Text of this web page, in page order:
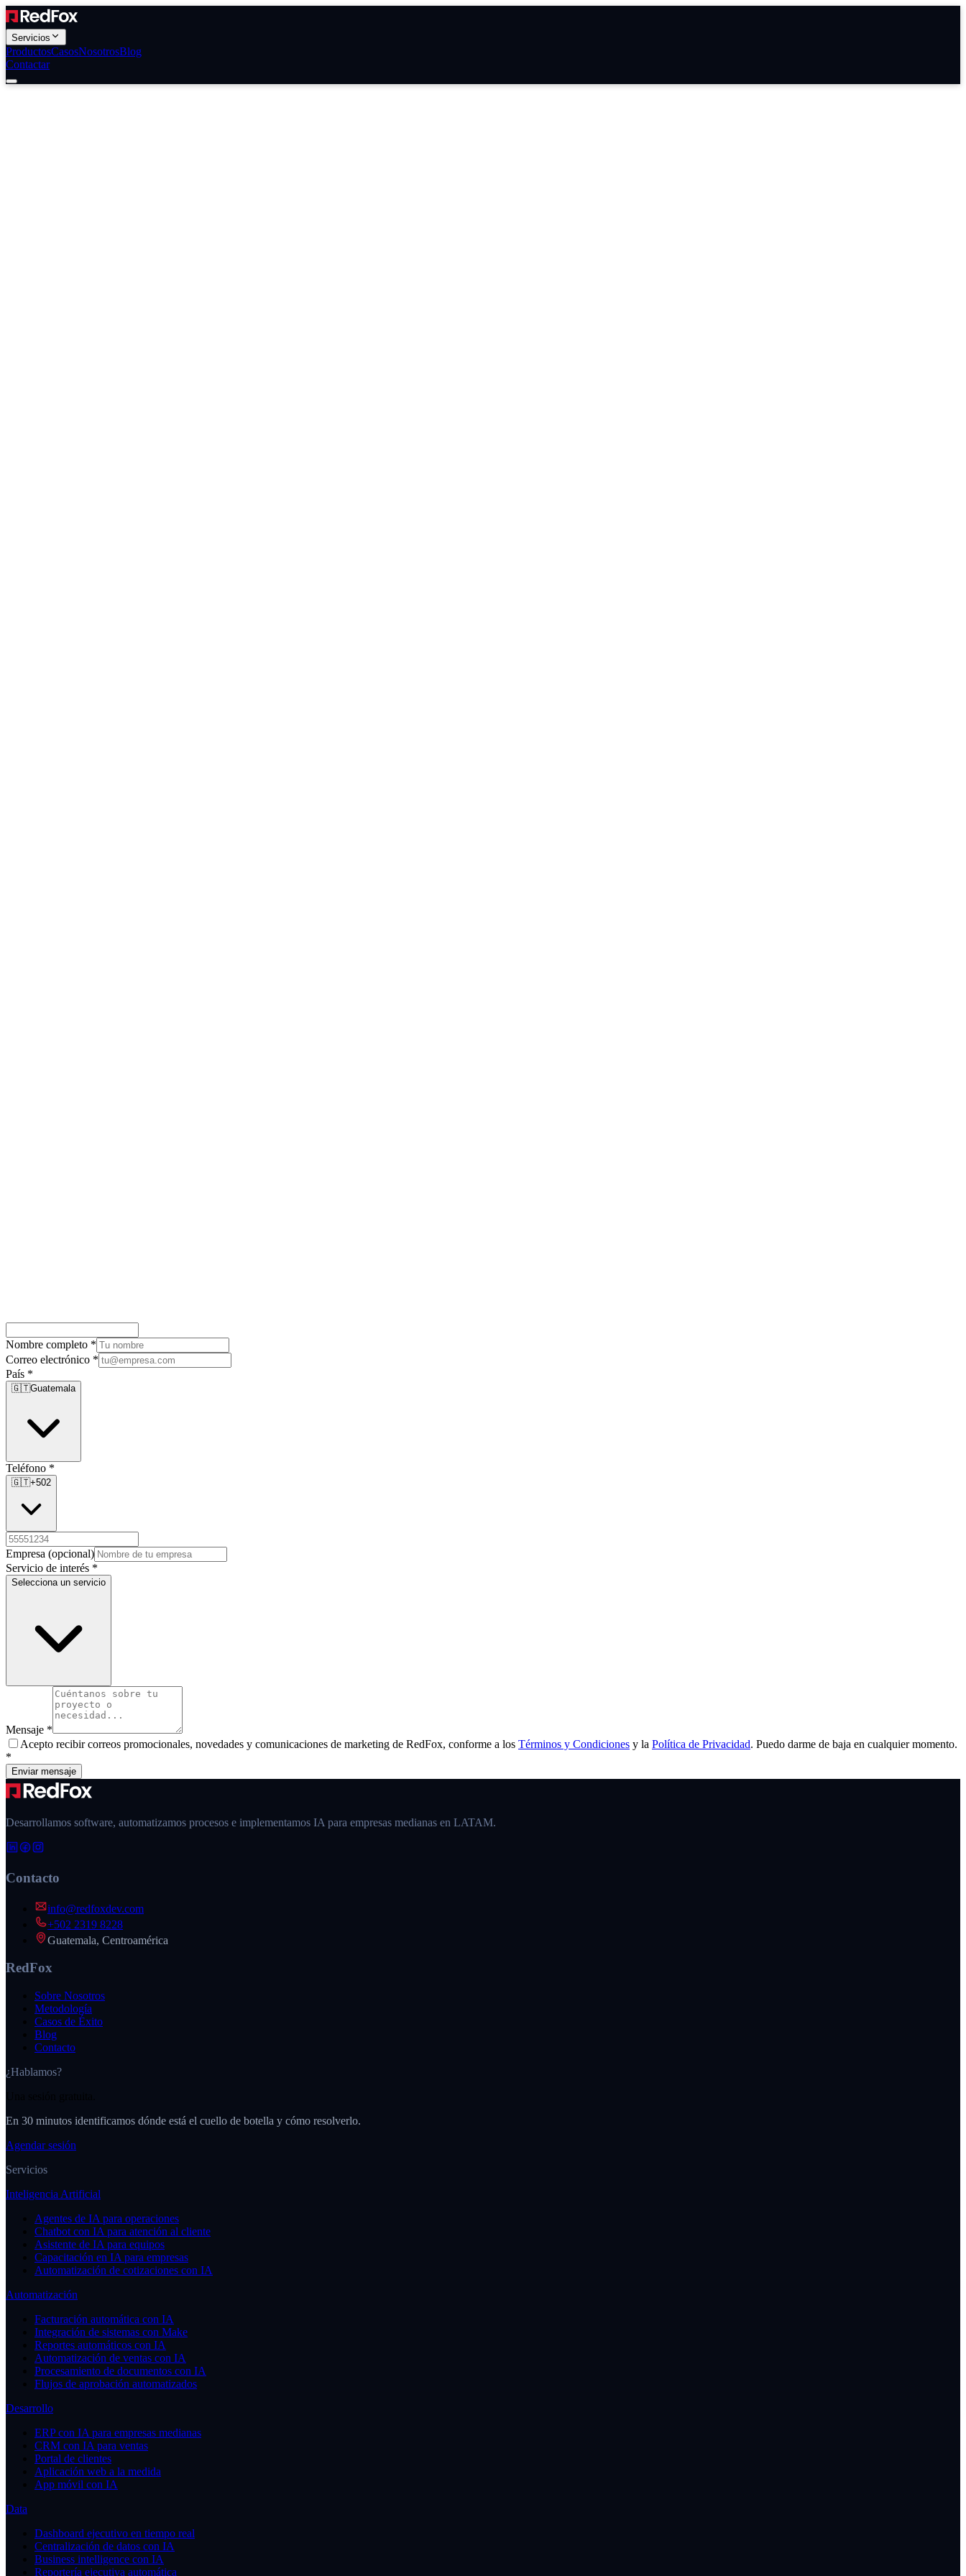
Servicios
ProductosCasosNosotrosBlog
Contactar
Nombre completo *
Correo electrónico *
País *
🇬🇹Guatemala
Teléfono *
🇬🇹+502
Empresa (opcional)
Servicio de interés *
Selecciona un servicio
Mensaje *
Acepto recibir correos promocionales, novedades y comunicaciones de marketing de RedFox, conforme a los Términos y Condiciones y la Política de Privacidad. Puedo darme de baja en cualquier momento.
*
Enviar mensaje
Desarrollamos software, automatizamos procesos e implementamos IA para empresas medianas en LATAM.
Contacto
info@redfoxdev.com
+502 2319 8228
Guatemala, Centroamérica
RedFox
Sobre Nosotros
Metodología
Casos de Éxito
Blog
Contacto
¿Hablamos?
En 30 minutos identificamos dónde está el cuello de botella y cómo resolverlo.
Agendar sesión
Servicios
Inteligencia Artificial
Agentes de IA para operaciones
Chatbot con IA para atención al cliente
Asistente de IA para equipos
Capacitación en IA para empresas
Automatización de cotizaciones con IA
Automatización
Facturación automática con IA
Integración de sistemas con Make
Reportes automáticos con IA
Automatización de ventas con IA
Procesamiento de documentos con IA
Flujos de aprobación automatizados
Desarrollo
ERP con IA para empresas medianas
CRM con IA para ventas
Portal de clientes
Aplicación web a la medida
App móvil con IA
Data
Dashboard ejecutivo en tiempo real
Centralización de datos con IA
Business intelligence con IA
Reportería ejecutiva automática